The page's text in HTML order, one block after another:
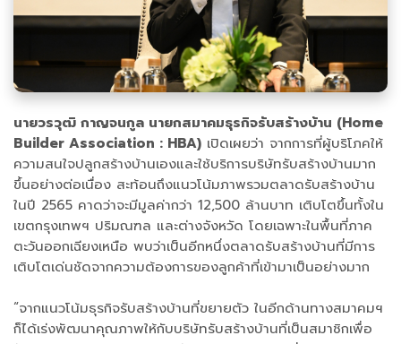
นายวรวุฒิ กาญจนกูล นายกสมาคมธุรกิจรับสร้างบ้าน (Home
Builder Association : HBA) เปิดเผยว่า จากการที่ผู้บริโภคให้
ความสนใจปลูกสร้างบ้านเองและใช้บริการบริษัทรับสร้างบ้านมาก
ขึ้นอย่างต่อเนื่อง สะท้อนถึงแนวโน้มภาพรวมตลาดรับสร้างบ้าน
ในปี 2565 คาดว่าจะมีมูลค่ากว่า 12,500 ล้านบาท เติบโตขึ้นทั้งใน
เขตกรุงเทพฯ ปริมณฑล และต่างจังหวัด โดยเฉพาะในพื้นที่ภาค
ตะวันออกเฉียงเหนือ พบว่าเป็นอีกหนึ่งตลาดรับสร้างบ้านที่มีการ
เติบโตเด่นชัดจากความต้องการของลูกค้าที่เข้ามาเป็นอย่างมาก
“จากแนวโน้มธุรกิจรับสร้างบ้านที่ขยายตัว ในอีกด้านทางสมาคมฯ
ก็ได้เร่งพัฒนาคุณภาพให้กับบริษัทรับสร้างบ้านที่เป็นสมาชิกเพื่อ